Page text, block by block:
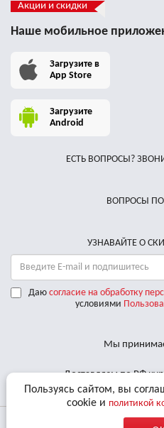
Акции и скидки
Наше мобильное
Загрузите в
App Store
Загрузите
Android
ЕСТЬ ВОПРОСЫ?
ВОПРОСЫ
УЗНАВАЙТЕ О
Даю согласие на обработку
условиями
Мы
Доставляем по РФ
Пользуясь сайтом, вы
cookie и политикой